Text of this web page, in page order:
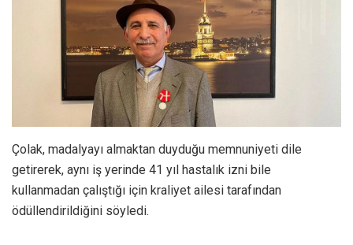
Çolak, madalyayı almaktan duyduğu memnuniyeti dile
getirerek, aynı iş yerinde 41 yıl hastalık izni bile
kullanmadan çalıştığı için kraliyet ailesi tarafından
ödüllendirildiğini söyledi.